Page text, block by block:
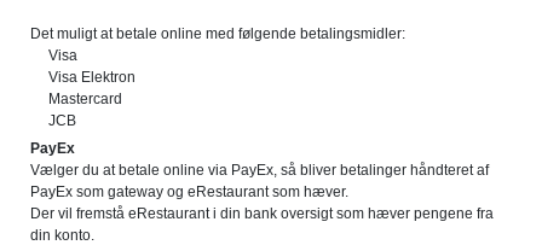
Det muligt at betale online med følgende betalingsmidler:
Visa
Visa Elektron
Mastercard
JCB
PayEx
Vælger du at betale online via PayEx, så bliver betalinger håndteret af
PayEx som gateway og eRestaurant som hæver.
Der vil fremstå eRestaurant i din bank oversigt som hæver pengene fra
din konto.